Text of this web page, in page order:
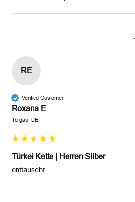
RE
Verified Customer
Roxana E
Torgau, DE
Türkei Kette | Herren Silber
enttäuscht